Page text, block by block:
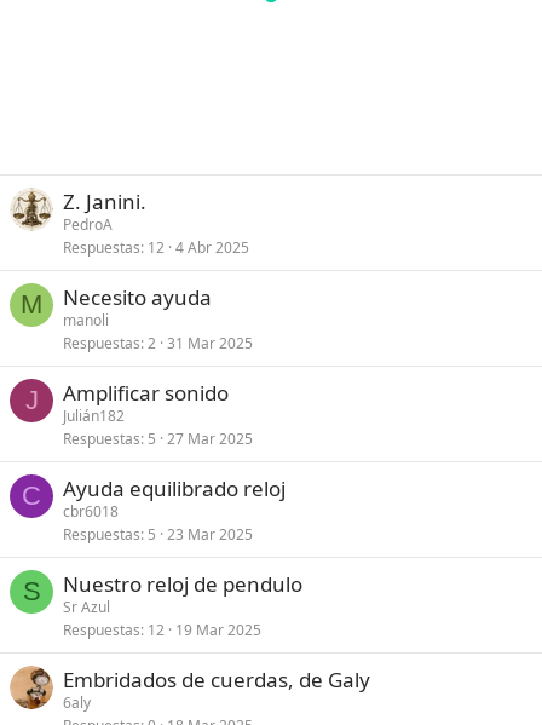
Z. Janini.
PedroA
Respuestas 12 4 Abr 2025
M Necesito ayuda
manoli
Respuestas 2 31 Mar 2025
J Amplificar sonido
Julián182
Respuestas 5 27 Mar 2025
C Ayuda equilibrado reloj
cbr6018
Respuestas 5 23 Mar 2025
S Nuestro reloj de pendulo
Sr Azul
Respuestas 12 19 Mar 2025
Embridados de cuerdas, de Galy
6aly